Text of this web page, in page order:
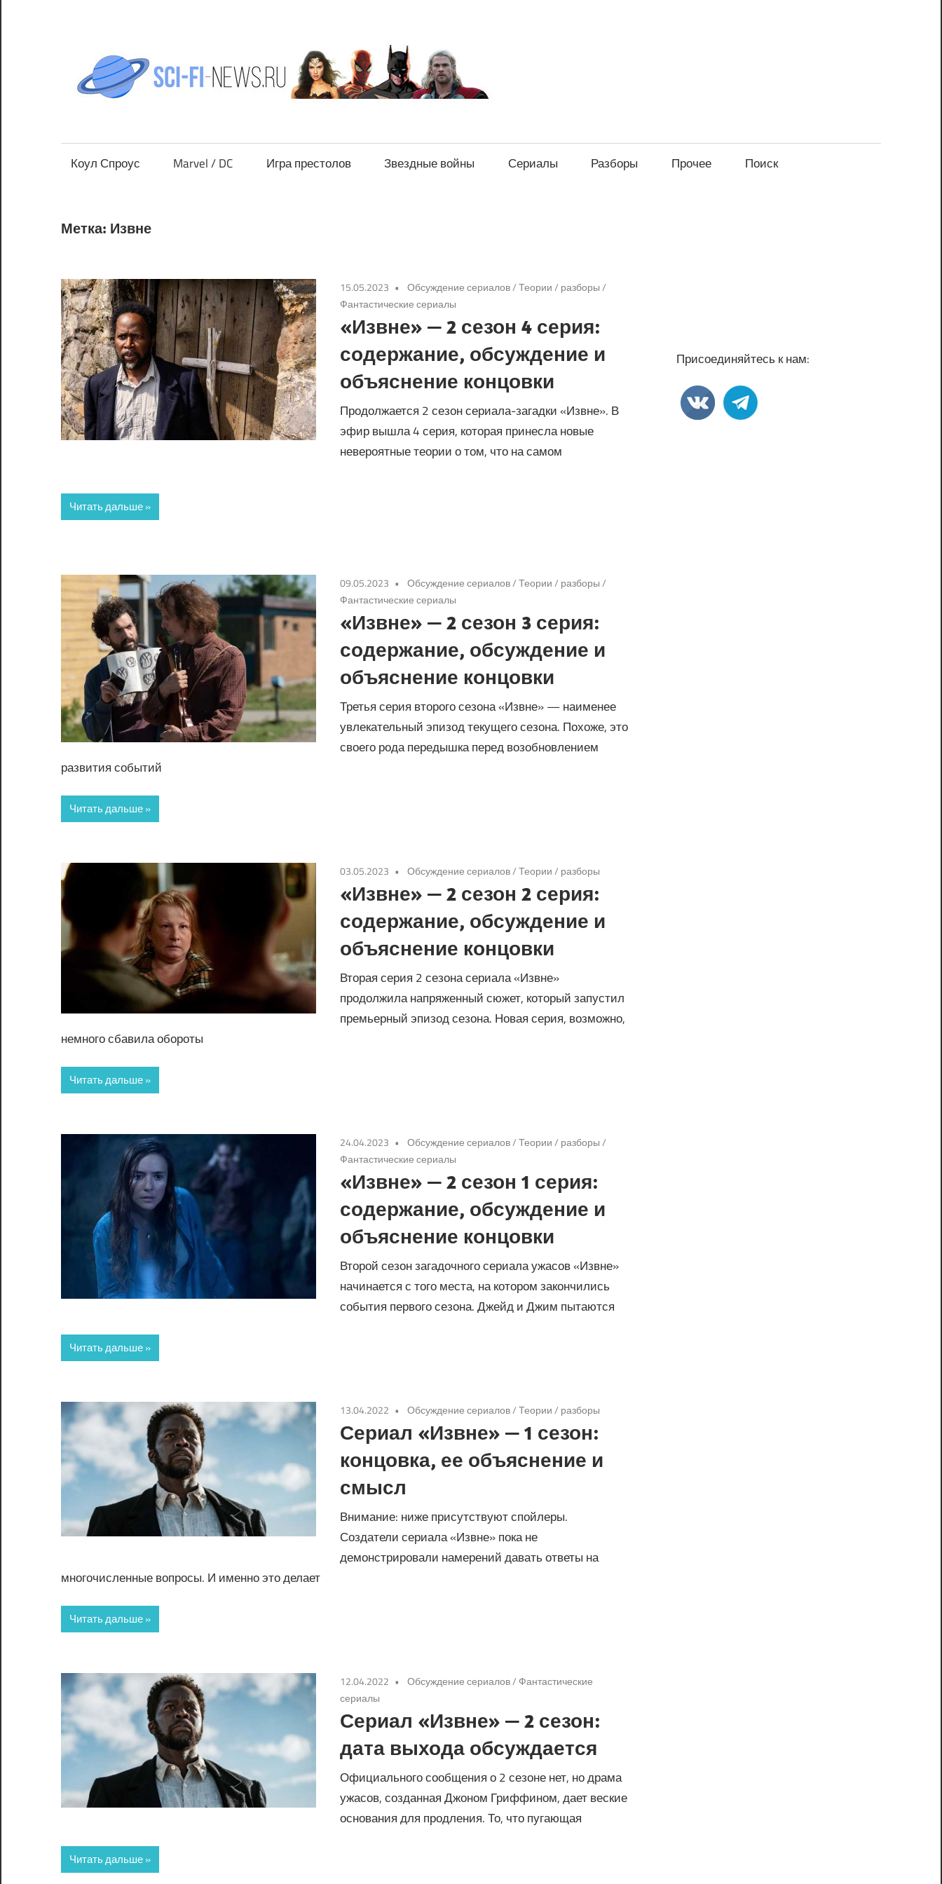
news.ru
Коул Спроус Marvel / DC Игра престолов Звездные войны Сериалы Разборы Прочее Поиск
Метка: Извне
15.05.2023 Обсуждение сериалов/Теории / разборы/
Фантастические сериалы
«Извне» — 2 сезон 4 серия:
содержание, обсуждение и
объяснение концовки
Продолжается 2 сезон сериала-загадки «Извне». В
эфир вышла 4 серия, которая принесла новые
невероятные теории о том, что на самом
Читать дальше
09.05.2023 Обсуждение сериалов/Теории / разборы/
Фантастические сериалы
«Извне» — 2 сезон 3 серия:
содержание, обсуждение и
объяснение концовки
Третья серия второго сезона «Извне» — наименее
увлекательный эпизод текущего сезона. Похоже, это
своего рода передышка перед возобновлением
развития событий
Читать дальше
03.05.2023 Обсуждение сериалов/Теории / разборы
«Извне» — 2 сезон 2 серия:
содержание, обсуждение и
объяснение концовки
Вторая серия 2 сезона сериала «Извне»
продолжила напряженный сюжет, который запустил
премьерный эпизод сезона. Новая серия, возможно,
немного сбавила обороты
Читать дальше
24.04.2023 Обсуждение сериалов/Теории / разборы/
Фантастические сериалы
«Извне» — 2 сезон 1 серия:
содержание, обсуждение и
объяснение концовки
Второй сезон загадочного сериала ужасов «Извне»
начинается с того места, на котором закончились
события первого сезона. Джейд и Джим пытаются
Читать дальше
13.04.2022 Обсуждение сериалов/Теории / разборы
Сериал «Извне» — 1 сезон:
концовка, ее объяснение и
смысл
Внимание: ниже присутствуют спойлеры.
Создатели сериала «Извне» пока не
демонстрировали намерений давать ответы на
многочисленные вопросы. И именно это делает
Читать дальше
12.04.2022 Обсуждение сериалов/ Фантастические
сериалы
Сериал «Извне» — 2 сезон:
дата выхода обсуждается
Официального сообщения о 2 сезоне нет, но драма
ужасов, созданная Джоном Гриффином, дает веские
основания для продления. То, что пугающая
Читать дальше
Присоединяйтесь к нам: